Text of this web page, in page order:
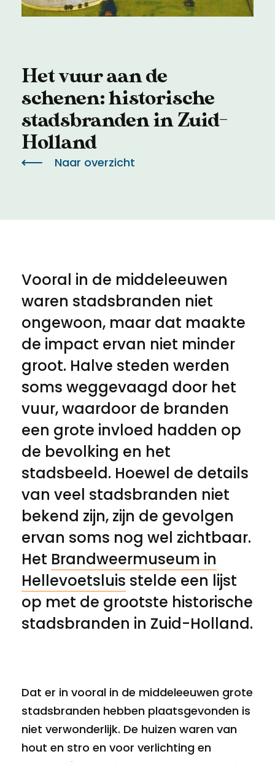
Voorwaarden
Het vuur aan de
schenen: historische
stadsbranden in Zuid-
Holland
Naar overzicht
Vooral in de middeleeuwen
waren stadsbranden niet
ongewoon, maar dat maakte
de impact ervan niet minder
groot. Halve steden werden
soms weggevaagd door het
vuur, waardoor de branden
een grote invloed hadden op
de bevolking en het
stadsbeeld. Hoewel de details
van veel stadsbranden niet
bekend zijn, zijn de gevolgen
ervan soms nog wel zichtbaar.
Het Brandweermuseum in
Hellevoetsluis stelde een lijst
op met de grootste historische
stadsbranden in Zuid-Holland.
Dat er in vooral in de middeleeuwen grote
stadsbranden hebben plaatsgevonden is
niet verwonderlijk. De huizen waren van
hout en stro en voor verlichting en